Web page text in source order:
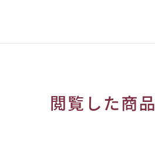
閲覧した商品